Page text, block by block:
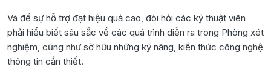
Và để sự hỗ trợ đạt hiệu quả cao, đòi hỏi các kỹ thuật viên
phải hiểu biết sâu sắc về các quá trình diễn ra trong Phòng xét
nghiệm, cũng như sở hữu những kỹ năng, kiến thức công nghệ
thông tin cần thiết.